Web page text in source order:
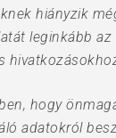
hiányzik
leginkább
hogy
adatokról